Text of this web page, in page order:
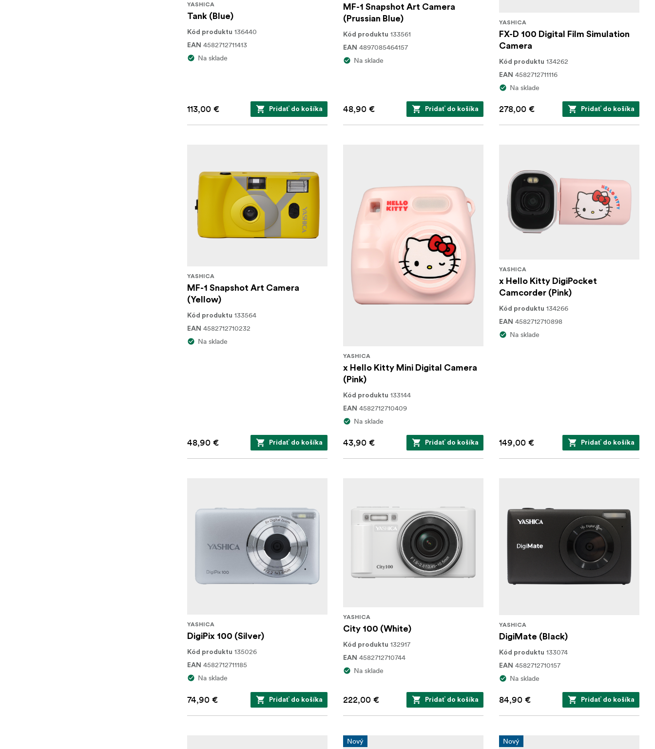
YASHICA
Tank (Blue)
Kód produktu 136440
EAN 4582712711413
Na sklade
113,00 € Pridať do košíka
MF-1 Snapshot Art Camera
(Prussian Blue)
Kód produktu 133561
EAN 4897085464157
Na sklade
48,90 € Pridať do košíka
YASHICA
FX-D 100 Digital Film Simulation
Camera
Kód produktu 134262
EAN 4582712711116
Na sklade
278,00 € Pridať do košíka
YASHICA
MF-1 Snapshot Art Camera
(Yellow)
Kód produktu 133564
EAN 4582712710232
Na sklade
48,90 € Pridať do košíka
YASHICA
x Hello Kitty Mini Digital Camera
(Pink)
Kód produktu 133144
EAN 4582712710409
Na sklade
43,90 € Pridať do košíka
YASHICA
x Hello Kitty DigiPocket
Camcorder (Pink)
Kód produktu 134266
EAN 4582712710898
Na sklade
149,00 € Pridať do košíka
YASHICA
DigiPix 100 (Silver)
Kód produktu 135026
EAN 4582712711185
Na sklade
74,90 € Pridať do košíka
YASHICA
City 100 (White)
Kód produktu 132917
EAN 4582712710744
Na sklade
222,00 € Pridať do košíka
YASHICA
DigiMate (Black)
Kód produktu 133074
EAN 4582712710157
Na sklade
84,90 € Pridať do košíka
Nový Nový